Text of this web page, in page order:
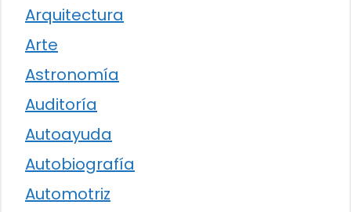
Arquitectura
Arte
Astronomía
Auditoría
Autoayuda
Autobiografía
Automotriz